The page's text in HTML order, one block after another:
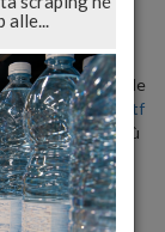
dei casi, di una
etrend in
di guadagno delle
di investire in
etf
rinnovabile e, più
punta su
. Nonostante
in modo